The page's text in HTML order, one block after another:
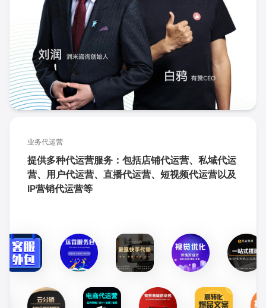
业务代运营
提供多种代运营服务：包括店铺代运营、私域代运
营、用户代运营、直播代运营、短视频代运营以及
IP营销代运营等